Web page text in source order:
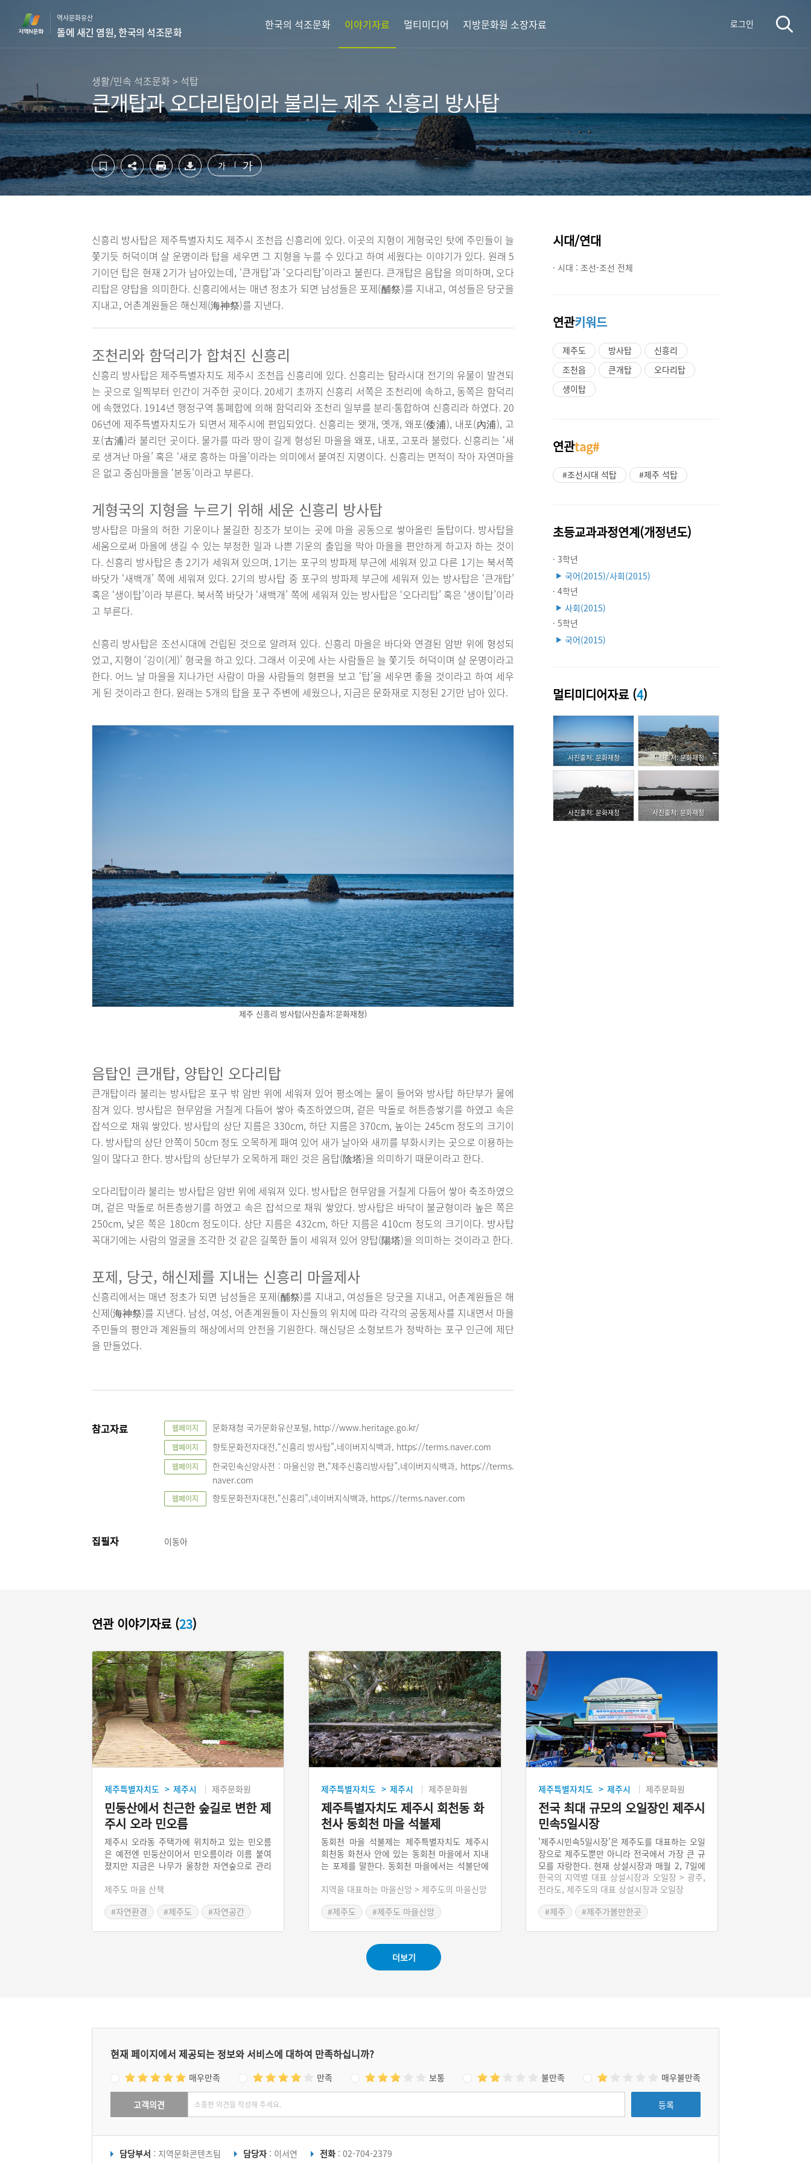
가
기
기
역사문화유산
돌에 새긴 염원, 한국의 석조문화
한국의 석조문화 이야기자료 멀티미디어 지방문화원 소장자료 로그인
생활/민속 석조문화 > 석탑
큰개탑과 오다리탑이라 불리는 제주 신흥리 방사탑
가 가
신흥리 방사탑은 제주특별자치도 제주시 조천읍 신흥리에 있다. 이곳의 지형이 게형국인 탓에 주민들이 늘
쫓기듯 허덕이며 살 운명이라 탑을 세우면 그 지형을 누를 수 있다고 하여 세웠다는 이야기가 있다. 원래 5
기이던 탑은 현재 2기가 남아있는데, ‘큰개탑’과 ‘오다리탑’이라고 불린다. 큰개탑은 음탑을 의미하며, 오다
리탑은 양탑을 의미한다. 신흥리에서는 매년 정초가 되면 남성들은 포제(酺祭)를 지내고, 여성들은 당굿을
지내고, 어촌계원들은 해신제(海神祭)를 지낸다.
조천리와 함덕리가 합쳐진 신흥리
신흥리 방사탑은 제주특별자치도 제주시 조천읍 신흥리에 있다. 신흥리는 탐라시대 전기의 유물이 발견되
는 곳으로 일찍부터 인간이 거주한 곳이다. 20세기 초까지 신흥리 서쪽은 조천리에 속하고, 동쪽은 함덕리
에 속했었다. 1914년 행정구역 통폐합에 의해 함덕리와 조천리 일부를 분리·통합하여 신흥리라 하였다. 20
06년에 제주특별자치도가 되면서 제주시에 편입되었다. 신흥리는 왯개, 옛개, 왜포(倭浦), 내포(內浦), 고
포(古浦)라 불리던 곳이다. 물가를 따라 땅이 길게 형성된 마을을 왜포, 내포, 고포라 불렀다. 신흥리는 ‘새
로 생겨난 마을’ 혹은 ‘새로 흥하는 마을’이라는 의미에서 붙여진 지명이다. 신흥리는 면적이 작아 자연마을
은 없고 중심마을을 ‘본동’이라고 부른다.
게형국의 지형을 누르기 위해 세운 신흥리 방사탑
방사탑은 마을의 허한 기운이나 불길한 징조가 보이는 곳에 마을 공동으로 쌓아올린 돌탑이다. 방사탑을
세움으로써 마을에 생길 수 있는 부정한 일과 나쁜 기운의 출입을 막아 마을을 편안하게 하고자 하는 것이
다. 신흥리 방사탑은 총 2기가 세워져 있으며, 1기는 포구의 방파제 부근에 세워져 있고 다른 1기는 북서쪽
바닷가 ‘새백개’ 쪽에 세워져 있다. 2기의 방사탑 중 포구의 방파제 부근에 세워져 있는 방사탑은 ‘큰개탑’
혹은 ‘생이탑’이라 부른다. 북서쪽 바닷가 ‘새백개’ 쪽에 세워져 있는 방사탑은 ‘오다리탑’ 혹은 ‘생이탑’이라
고 부른다.
신흥리 방사탑은 조선시대에 건립된 것으로 알려져 있다. 신흥리 마을은 바다와 연결된 암반 위에 형성되
었고, 지형이 ‘깅이(게)’ 형국을 하고 있다. 그래서 이곳에 사는 사람들은 늘 쫓기듯 허덕이며 살 운명이라고
한다. 어느 날 마을을 지나가던 사람이 마을 사람들의 형편을 보고 ‘탑’을 세우면 좋을 것이라고 하여 세우
게 된 것이라고 한다. 원래는 5개의 탑을 포구 주변에 세웠으나, 지금은 문화재로 지정된 2기만 남아 있다.
제주 신흥리 방사탑(사진출처:문화재청)
음탑인 큰개탑, 양탑인 오다리탑
큰개탑이라 불리는 방사탑은 포구 밖 암반 위에 세워져 있어 평소에는 물이 들어와 방사탑 하단부가 물에
잠겨 있다. 방사탑은 현무암을 거칠게 다듬어 쌓아 축조하였으며, 겉은 막돌로 허튼층쌓기를 하였고 속은
잡석으로 채워 쌓았다. 방사탑의 상단 지름은 330cm, 하단 지름은 370cm, 높이는 245cm 정도의 크기이
다. 방사탑의 상단 안쪽이 50cm 정도 오목하게 패여 있어 새가 날아와 새끼를 부화시키는 곳으로 이용하는
일이 많다고 한다. 방사탑의 상단부가 오목하게 패인 것은 음탑(陰塔)을 의미하기 때문이라고 한다.
오다리탑이라 불리는 방사탑은 암반 위에 세워져 있다. 방사탑은 현무암을 거칠게 다듬어 쌓아 축조하였으
며, 겉은 막돌로 허튼층쌍기를 하였고 속은 잡석으로 채워 쌓았다. 방사탑은 바닥이 불균형이라 높은 쪽은
250cm, 낮은 쪽은 180cm 정도이다. 상단 지름은 432cm, 하단 지름은 410cm 정도의 크기이다. 방사탑
꼭대기에는 사람의 얼굴을 조각한 것 같은 길쭉한 돌이 세워져 있어 양탑(陽塔)을 의미하는 것이라고 한다.
포제, 당굿, 해신제를 지내는 신흥리 마을제사
신흥리에서는 매년 정초가 되면 남성들은 포제(酺祭)를 지내고, 여성들은 당굿을 지내고, 어촌계원들은 해
신제(海神祭)를 지낸다. 남성, 여성, 어촌계원들이 자신들의 위치에 따라 각각의 공동제사를 지내면서 마을
주민들의 평안과 계원들의 해상에서의 안전을 기원한다. 해신당은 소형보트가 정박하는 포구 인근에 제단
을 만들었다.
참고자료 웹페이지 문화재청 국가문화유산포털, http://www.heritage.go.kr/
웹페이지 향토문화전자대전,“신흥리 방사탑”,네이버지식백과, https://terms.naver.com
웹페이지
한국민속신앙사전 : 마을신앙 편,“제주신흥리방사탑”,네이버지식백과, https://terms.
naver.com
웹페이지 향토문화전자대전,“신흥리”,네이버지식백과, https://terms.naver.com
집필자 이동아
시대/연대
· 시대 : 조선-조선 전체
연관키워드
제주도 방사탑
신흥리
조천읍
큰개탑
오다리탑
생이탑
연관tag#
#조선시대 석탑 #제주 석탑
초등교과과정연계(개정년도)
· 3학년
▶ 국어(2015)/사회(2015)
· 4학년
▶ 사회(2015)
· 5학년
▶ 국어(2015)
멀티미디어자료 (4)
사진출처: 문화재청 사진출처: 문화재청
사진출처: 문화재청 사진출처: 문화재청
연관 이야기자료 (23)
제주특별자치도 > 제주시 제주문화원
민둥산에서 친근한 숲길로 변한 제
주시 오라 민오름
제주시 오라동 주택가에 위치하고 있는 민오름
은 예전엔 민둥산이어서 민오름이라 이름 붙여
졌지만 지금은 나무가 울창한 자연숲으로 관리
체력단련장이 있고, 둘레길이 조성되어 있어 올
라가는 길에 보이는 전망도 근사하다. 꿈바당어
린이도서관을 경유하여 오르는 길에 제주 공항,
제주도 마을 산책
#자연환경
#제주도 #자연공간
제주특별자치도 > 제주시 제주문화원
제주특별자치도 제주시 회천동 화
천사 동회천 마을 석불제
동회천 마을 석불제는 제주특별자치도 제주시
회천동 화천사 안에 있는 동회천 마을에서 지내
는 포제를 말한다. 동회천 마을에서는 석불단에
제사를 지낸다. 석불단에 모셔져 있는 석상들은
약 300여 년 전에 만들어졌다고 하지만 석상의
상태로 보아 약 100여 년쯤 된 것으로 추정된다.
지역을 대표하는 마을신앙 > 제주도의 마을신앙
#제주도
#제주도 마을신앙
제주특별자치도 > 제주시 제주문화원
전국 최대 규모의 오일장인 제주시
민속5일시장
'제주시민속5일시장'은 제주도를 대표하는 오일
장으로 제주도뿐만 아니라 전국에서 가장 큰 규
모를 자랑한다. 현재 상설시장과 매월 2, 7일에
열리는 오일장도 함께 운영되고 있으며, 1000여
개의 점포에서 제주 특산물을 비롯하여 농・수
산물, 잡화, 화훼, 약재, 옹기, 가축 등 다양한 물
품들을 판매하고 있다.
한국의 지역별 대표 상설시장과 오일장 > 광주,
전라도, 제주도의 대표 상설시장과 오일장
#제주
#제주가볼만한곳
더보기
현재 페이지에서 제공되는 정보와 서비스에 대하여 만족하십니까?
매우만족 만족 보통 불만족 매우불만족
고객의견 등록
담당부서 : 지역문화콘텐츠팀 담당자 : 이서연 전화 : 02-704-2379